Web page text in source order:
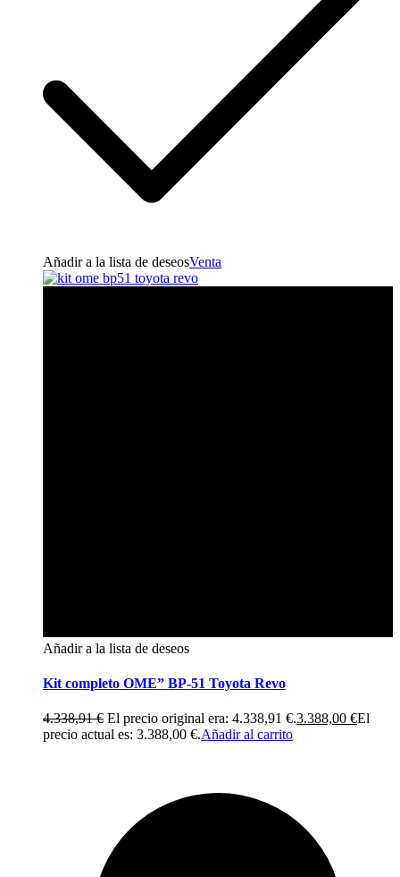
Añadir a la lista de deseosVenta
Añadir a la lista de deseos
Kit completo OME” BP-51 Toyota Revo
4.338,91€ El precio original era: 4.338,91 €.3.388,00 €El
precio actual es: 3.388,00 €.Añadir al carrito